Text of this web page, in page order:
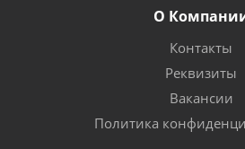
О
Контакты
Реквизиты
Вакансии
Политика